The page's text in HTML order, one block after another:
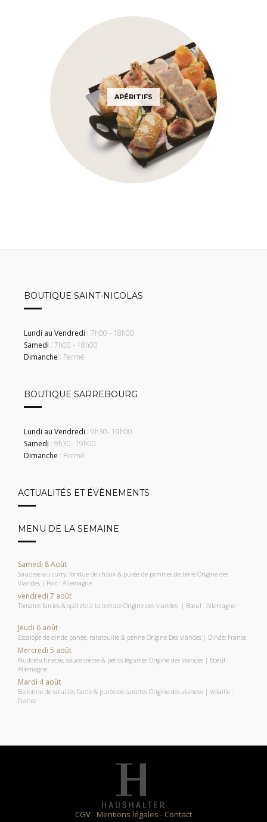
APÉRITIFS
BOUTIQUE SAINT-NICOLAS
Lundi au Vendredi : 7h00 - 18h00
Samedi : 7h00 - 18h00
Dimanche : Fermé
BOUTIQUE SARREBOURG
Lundi au Vendredi : 9h30- 19h00
Samedi : 9h30- 19h00
Dimanche : Fermé
ACTUALITÉS ET ÉVÈNEMENTS
MENU DE LA SEMAINE
Samedi 8 Août
Saucisse au curry, fondue de choux & purée de pommes de terre Origine des
Viandes | Porc : Allemagne
vendredi 7 août
Tomates farcies & spätzle à la tomate Origine des viandes | Boeuf : Allemagne
Jeudi 6 août
Escalope de dinde panée, ratatouille & penne Origine Des viandes | Dinde: France
Mercredi 5 août
Nuddelschnecke, sauce crème & petits légumes Origine des viandes | Boeuf :
Allemagne
Mardi 4 août
Ballotine de volailles farcie & purée de carottes Origine des viandes | Volaille :
France
CGV- Mentions légales - Contact